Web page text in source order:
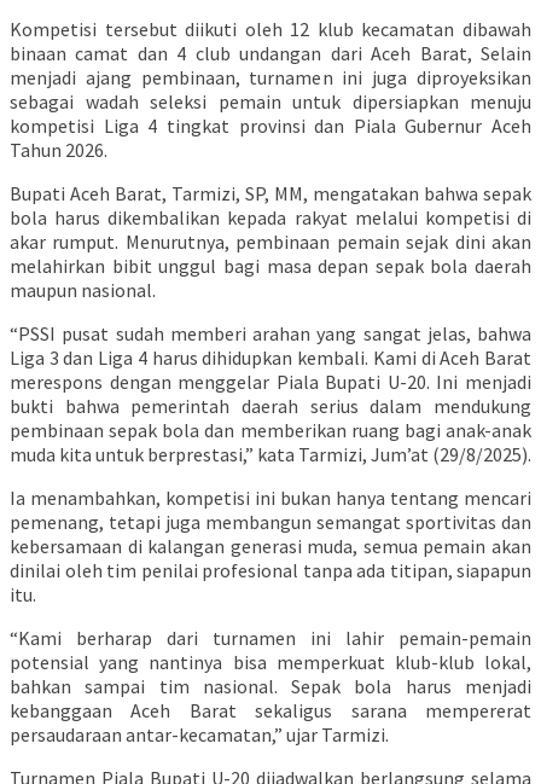
Kompetisi tersebut diikuti oleh 12 klub kecamatan dibawah
binaan camat dan 4 club undangan dari Aceh Barat, Selain
menjadi ajang pembinaan, turnamen ini juga diproyeksikan
sebagai wadah seleksi pemain untuk dipersiapkan menuju
kompetisi Liga 4 tingkat provinsi dan Piala Gubernur Aceh
Tahun 2026.
Bupati Aceh Barat, Tarmizi, SP, MM, mengatakan bahwa sepak
bola harus dikembalikan kepada rakyat melalui kompetisi di
akar rumput. Menurutnya, pembinaan pemain sejak dini akan
melahirkan bibit unggul bagi masa depan sepak bola daerah
maupun nasional.
“PSSI pusat sudah memberi arahan yang sangat jelas, bahwa
Liga 3 dan Liga 4 harus dihidupkan kembali. Kami di Aceh Barat
merespons dengan menggelar Piala Bupati U-20. Ini menjadi
bukti bahwa pemerintah daerah serius dalam mendukung
pembinaan sepak bola dan memberikan ruang bagi anak-anak
muda kita untuk berprestasi,” kata Tarmizi, Jum’at (29/8/2025).
Ia menambahkan, kompetisi ini bukan hanya tentang mencari
pemenang, tetapi juga membangun semangat sportivitas dan
kebersamaan di kalangan generasi muda, semua pemain akan
dinilai oleh tim penilai profesional tanpa ada titipan, siapapun
itu.
“Kami berharap dari turnamen ini lahir pemain-pemain
potensial yang nantinya bisa memperkuat klub-klub lokal,
bahkan sampai tim nasional. Sepak bola harus menjadi
kebanggaan Aceh Barat sekaligus sarana mempererat
persaudaraan antar-kecamatan,” ujar Tarmizi.
Turnamen Piala Bupati U-20 dijadwalkan berlangsung selama